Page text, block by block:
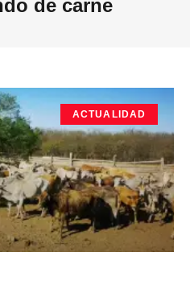
de carne
ACTUALIDAD